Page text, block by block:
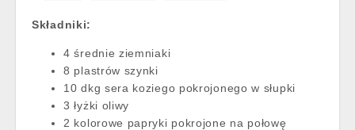
Składniki:
4 średnie ziemniaki
8 plastrów szynki
10 dkg sera koziego pokrojonego w słupki
3 łyżki oliwy
2 kolorowe papryki pokrojone na połowę